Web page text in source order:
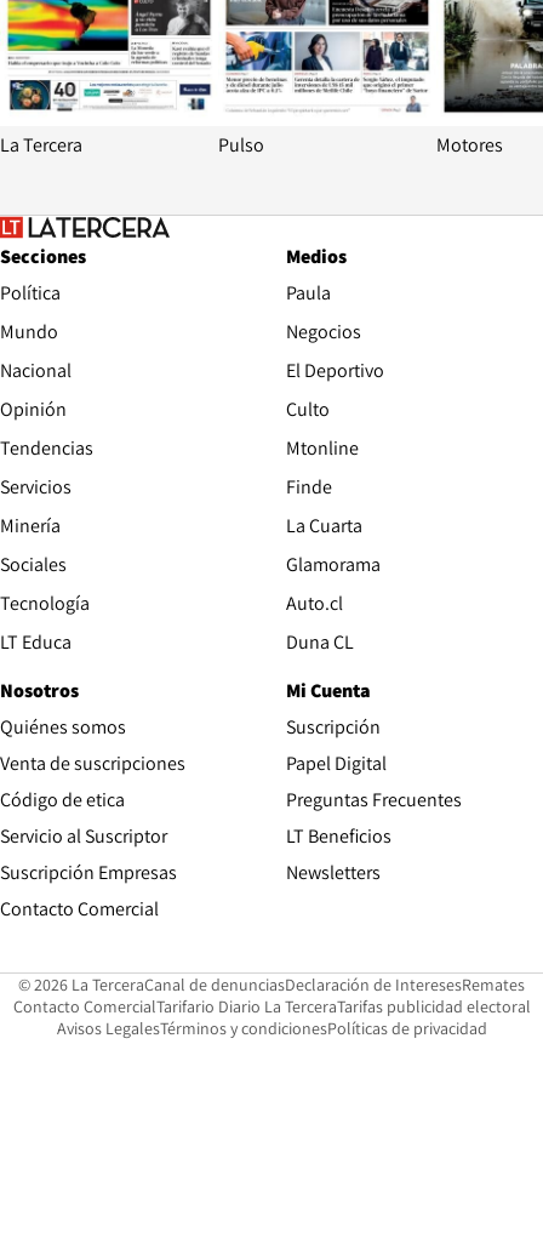
La Tercera Pulso Motores
Secciones
Política
Mundo
Nacional
Opinión
Tendencias
Servicios
Minería
Sociales
Tecnología
LT Educa
Medios
Paula
Negocios
El Deportivo
Culto
Mtonline
Finde
La Cuarta
Glamorama
Auto.cl
Duna CL
Nosotros
Quiénes somos
Venta de suscripciones
Código de etica Opens in new window
Servicio al Suscriptor
Suscripción Empresas
Contacto Comercial
Mi Cuenta
Suscripción
Papel Digital
Preguntas Frecuentes
LT Beneficios
Newsletters
© 2026 La TerceraCanal de denunciasOpens in new window
Declaración de InteresesOpens in
Remates
Contacto ComercialOpens in new window
Tarifario Diario La TerceraOpens in new window
Tarifas publicidad electoral
Avisos LegalesOpens in new window
Términos y condicionesPolíticas de privacidad